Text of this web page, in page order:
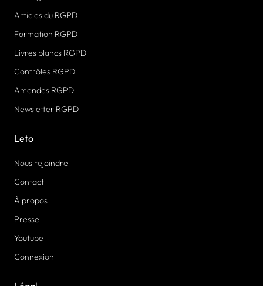
Articles du RGPD
Formation RGPD
Livres blancs RGPD
Contrôles RGPD
Amendes RGPD
Newsletter RGPD
Leto
Nous rejoindre
Contact
À propos
Presse
Youtube
Connexion